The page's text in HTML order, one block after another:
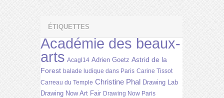
ÉTIQUETTES
Académie des beaux-
arts Acagl14 Adrien Goetz Astrid de la
Forest balade ludique dans Paris Carine Tissot
Carreau du Temple Christine Phal Drawing Lab
Drawing Now Art Fair Drawing Now Paris